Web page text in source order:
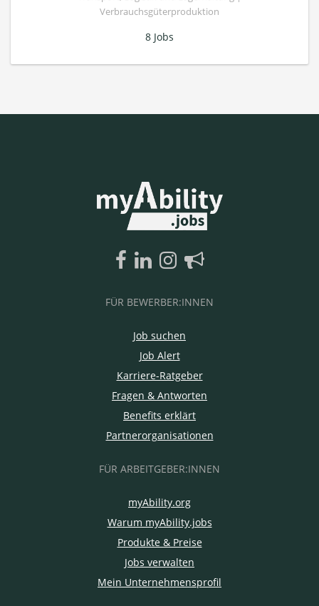
Verbrauchsgüterproduktion
8 Jobs
FÜR BEWERBER:INNEN
Job suchen
Job Alert
Karriere-Ratgeber
Fragen & Antworten
Benefits erklärt
Partnerorganisationen
FÜR ARBEITGEBER:INNEN
myAbility.org
Warum myAbility.jobs
Produkte & Preise
Jobs verwalten
Mein Unternehmensprofil